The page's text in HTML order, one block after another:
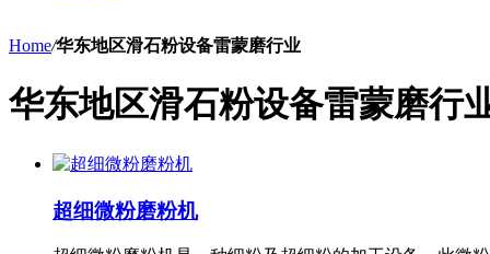
Home/华东地区滑石粉设备雷蒙磨行业
华东地区滑石粉设备雷蒙磨行
超细微粉磨粉机